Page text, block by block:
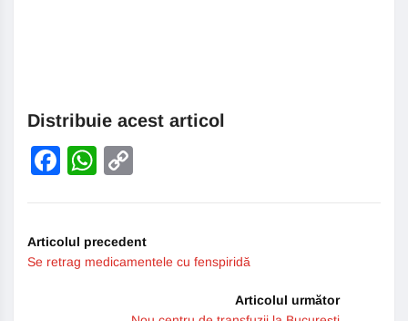
Distribuie acest articol
Facebook
WhatsApp
Articolul precedent
Se retrag medicamentele cu fenspiridă
Articolul următor